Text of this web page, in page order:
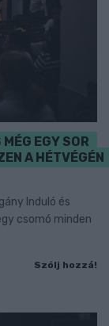
EGY SOR
A HÉTVÉGÉN
Induló és
csomó minden
Szólj hozzá!